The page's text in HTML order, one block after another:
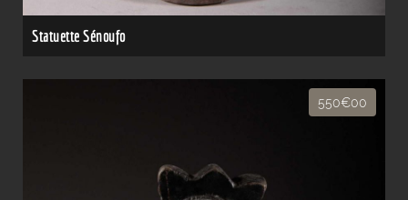
Statuette Sénoufo
550€00